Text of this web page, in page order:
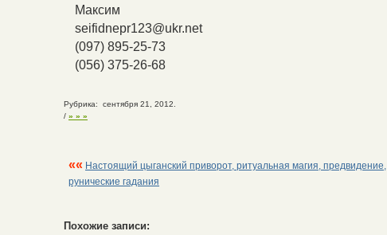
Максим
seifidnepr123@ukr.net
(097) 895-25-73
(056) 375-26-68
Рубрика: сентября 21, 2012.
/ » » »
«« Настоящий цыганский приворот, ритуальная магия, предвидение,
рунические гадания
Похожие записи: